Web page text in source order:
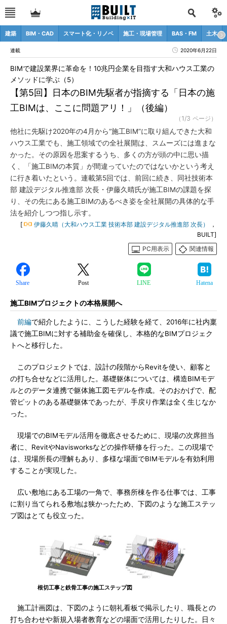
建築 BIM・CAD スマート化・リノベ 施工・現場管理 BAS・FM 土木
連載 2020年6月22日
【第5回】日本のBIM先駆者が指摘する「日本の施
工BIMは、ここに問題アリ！」（後編）
BIMで建設業界に革命を！10兆円企業を目指す大和ハウス工業の
メソッドに学ぶ（5）
（1/3 ページ）
他社に先駆け2020年の4月から“施工BIM”に取り組んできた大和
ハウス工業でも、施工領域での全社展開は、スムーズには進まな
かった。その原因を思案するうち、多くの方が頭の中に思い描
く、「施工BIMの本質」が間違っていたのではないかという考え
に行き着いたという。連載第5回では、前回に続き、同社技術本
部 建設デジタル推進部 次長・伊藤久晴氏が施工BIMの課題を探
り、その先にある施工BIMのあるべき姿を全社展開の具体的な手
法を紹介しつつ指し示す。
[ 伊藤久晴（大和ハウス工業 技術本部 建設デジタル推進部 次長）
，
BUILT]
PC用表示
関連情報
Share Post LINE Hatena
施工BIMプロジェクトの本格展開へ
前編で紹介したように、こうした経験を経て、2016年に社内稟
議で施工BIMに対する補助金を確保し、本格的なBIMプロジェク
トへと移行した。
このプロジェクトでは、設計の段階からRevitを使い、顧客と
の打ち合せなどに活用した。基礎躯体については、構造BIMモデ
ルとのデータ連携で躯体施工図モデルを作成。そのおかげで、配
管ピットのある基礎躯体であったが、手戻り作業は全く生じなか
った。
現場でのBIMモデル活用を徹底させるために、現場の次席担当
者に、RevitやNavisworksなどの操作研修を行った。この現場で
は、現場所長の理解もあり、多様な場面でBIMモデルを有効利用
することが実現した。
広い敷地にある工場の一角で、事務所棟を作る仕事では、工事
に割り当てられる敷地は狭かったため、下図のような施工ステッ
プ図はとても役立った。
根切工事と鉄骨工事の施工ステップ図
施工計画図は、下図のように朝礼看板で掲示したり、職長との
打ち合わせや新規入場者教育などの場面で活用したりした。日々